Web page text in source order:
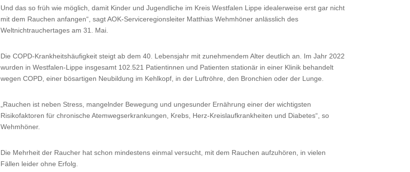
Und das so früh wie möglich, damit Kinder und Jugendliche im Kreis Westfalen Lippe idealerweise erst gar nicht
mit dem Rauchen anfangen“, sagt AOK-Serviceregionsleiter Matthias Wehmhöner anlässlich des
Weltnichtrauchertages am 31. Mai.
Die COPD-Krankheitshäufigkeit steigt ab dem 40. Lebensjahr mit zunehmendem Alter deutlich an. Im Jahr 2022
wurden in Westfalen-Lippe insgesamt 102.521 Patientinnen und Patienten stationär in einer Klinik behandelt
wegen COPD, einer bösartigen Neubildung im Kehlkopf, in der Luftröhre, den Bronchien oder der Lunge.
„Rauchen ist neben Stress, mangelnder Bewegung und ungesunder Ernährung einer der wichtigsten
Risikofaktoren für chronische Atemwegserkrankungen, Krebs, Herz-Kreislaufkrankheiten und Diabetes“, so
Wehmhöner.
Die Mehrheit der Raucher hat schon mindestens einmal versucht, mit dem Rauchen aufzuhören, in vielen
Fällen leider ohne Erfolg.